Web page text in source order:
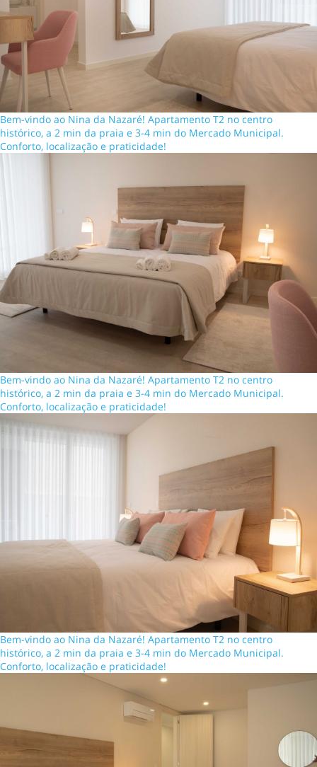
Bem-vindo ao Nina da Nazaré! Apartamento T2 no centro
histórico, a 2 min da praia e 3-4 min do Mercado Municipal.
Conforto, localização e praticidade!
Bem-vindo ao Nina da Nazaré! Apartamento T2 no centro
histórico, a 2 min da praia e 3-4 min do Mercado Municipal.
Conforto, localização e praticidade!
Bem-vindo ao Nina da Nazaré! Apartamento T2 no centro
histórico, a 2 min da praia e 3-4 min do Mercado Municipal.
Conforto, localização e praticidade!